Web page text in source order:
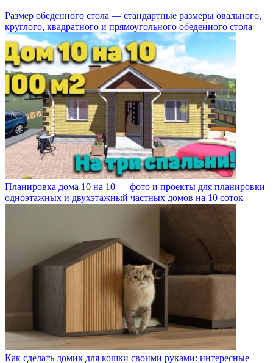
Размер обеденного стола — стандартные размеры овального,
круглого, квадратного и прямоугольного обеденного стола
Планировка дома 10 на 10 — фото и проекты для планировки
одноэтажных и двухэтажный частных домов на 10 соток
Как сделать домик для кошки своими руками: интересные